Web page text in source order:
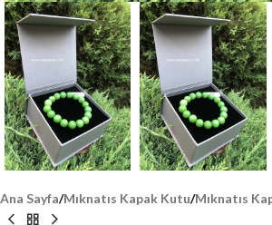
Ana Sayfa/Mıknatıs Kapak Kutu/Mıknatıs